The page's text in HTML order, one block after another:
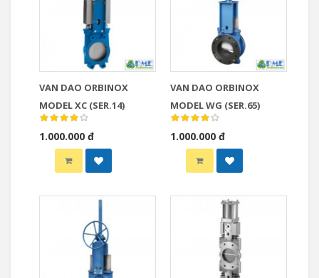
VAN DAO ORBINOX
MODEL XC (SER.14)
1.000.000 đ
VAN DAO ORBINOX
MODEL WG (SER.65)
1.000.000 đ